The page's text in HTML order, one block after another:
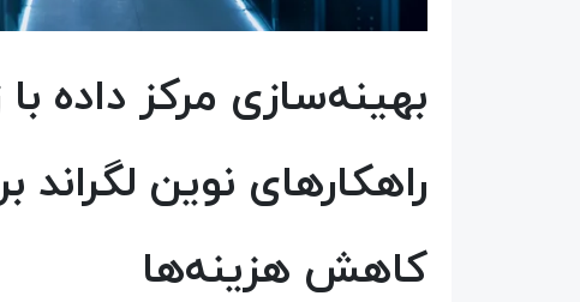
بهینه‌سازی مرکز داده
راهکارهای نوین لگراند
کاهش هزینه‌ها